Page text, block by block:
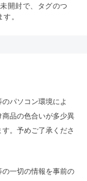
開封で、タグのつ
。
パソコン環境によ
品の色合いが多少異
。予めご了承くださ
一切の情報を事前の